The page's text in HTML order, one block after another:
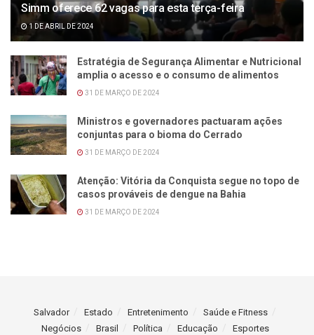
Simm oferece 62 vagas para esta terça-feira
1 DE ABRIL DE 2024
Estratégia de Segurança Alimentar e Nutricional
amplia o acesso e o consumo de alimentos
31 DE MARÇO DE 2024
Ministros e governadores pactuaram ações
conjuntas para o bioma do Cerrado
31 DE MARÇO DE 2024
Atenção: Vitória da Conquista segue no topo de
casos prováveis de dengue na Bahia
31 DE MARÇO DE 2024
Salvador Estado Entretenimento
Saúde e Fitness
Negócios
Brasil Política Educação Esportes